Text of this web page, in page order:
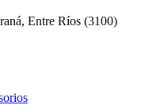
Entre Ríos (3100)